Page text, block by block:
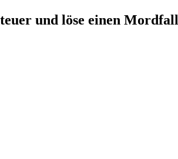
und löse einen Mordfall